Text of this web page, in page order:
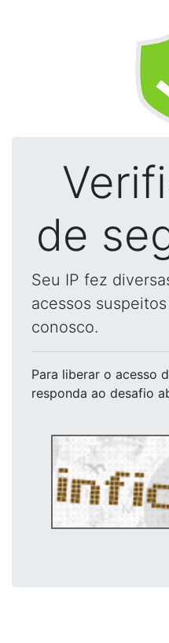
de
Seu IP fez
acessos
conosco.
Para liberar o acesso
responda ao desafio